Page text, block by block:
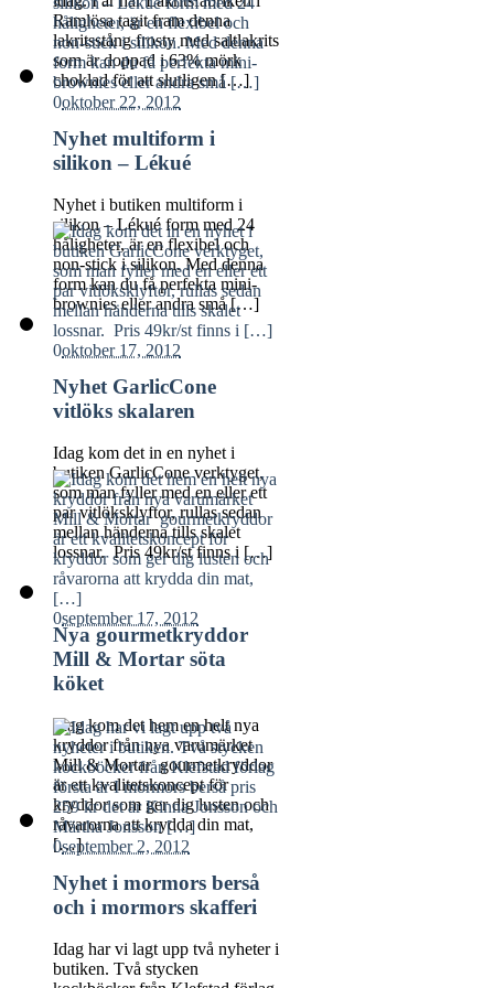
Ramlösa tagit fram denna
lakritsstång frosty med saltlakrits
som är doppad i 63% mörk
choklad för att slutligen […]
0oktober 22, 2012
Nyhet multiform i
silikon – Lékué
Nyhet i butiken multiform i
silikon – Lékué form med 24
håligheter, är en flexibel och
non-stick i silikon. Med denna
form kan du få perfekta mini-
brownies eller andra små […]
0oktober 17, 2012
Nyhet GarlicCone
vitlöks skalaren
Idag kom det in en nyhet i
butiken GarlicCone verktyget,
som man fyller med en eller ett
par vitlöksklyftor, rullas sedan
mellan händerna tills skalet
lossnar. Pris 49kr/st finns i […]
0september 17, 2012
Nya gourmetkryddor
Mill & Mortar söta
köket
Idag kom det hem en helt nya
kryddor från nya varumärket
Mill & Mortar gourmetkryddor
är ett kvalitetskoncept för
kryddor som ger dig lusten och
råvarorna att krydda din mat,
[…]
0september 2, 2012
Nyhet i mormors berså
och i mormors skafferi
Idag har vi lagt upp två nyheter i
butiken. Två stycken